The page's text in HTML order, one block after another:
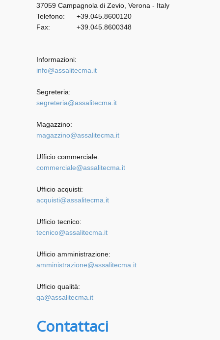
37059 Campagnola di Zevio, Verona - Italy
Telefono:
+39.045.8600120
Fax:
+39.045.8600348
Informazioni:
info@assalitecma.it
Segreteria:
segreteria@assalitecma.it
Magazzino:
magazzino@assalitecma.it
Ufficio commerciale:
commerciale@assalitecma.it
Ufficio acquisti:
acquisti@assalitecma.it
Ufficio tecnico:
tecnico@assalitecma.it
Ufficio amministrazione:
amministrazione@assalitecma.it
Ufficio qualità:
qa@assalitecma.it
Contattaci